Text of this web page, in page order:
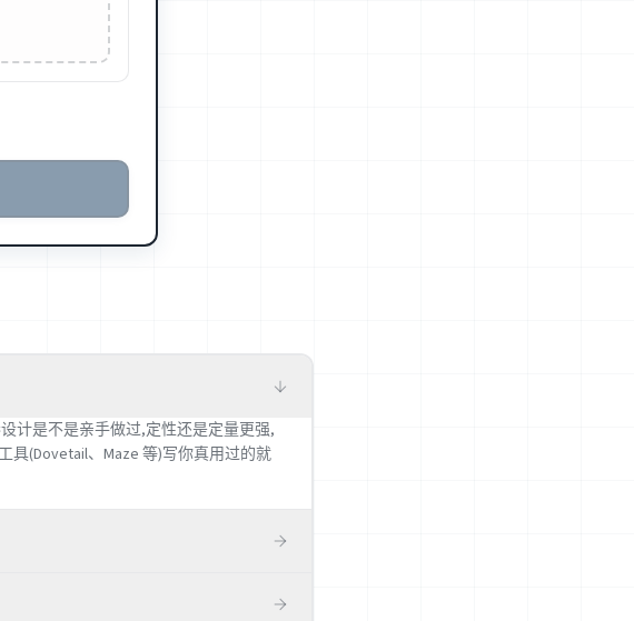
计是不是亲手做过,定性还是定量更强,
(Dovetail、Maze 等)写你真用过的就
事(哪怕是一个自学项目)再写进去,面试